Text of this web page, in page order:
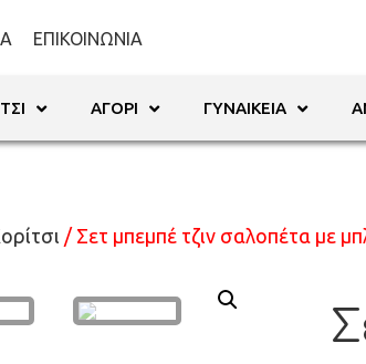
ΕΠΙΚΟΙΝΩΝΊΑ
ΑΓΌΡΙ ΓΥΝΑΙΚΕΊΑ
/ Σετ μπεμπέ τζιν σαλοπέτα με